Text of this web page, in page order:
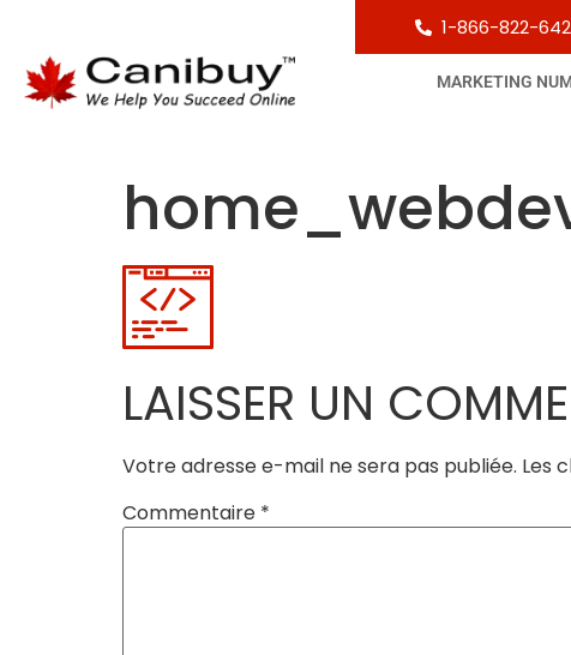
1-866-822-
MARKETING
LAISSER UN
Votre adresse e-mail ne sera pas publiée. Les
Commentaire *